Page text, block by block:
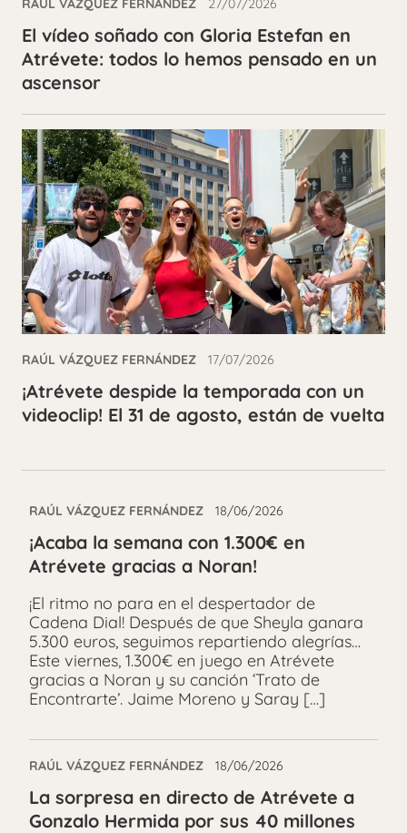
RAÚL VÁZQUEZ FERNÁNDEZ 27/07/2026
El vídeo soñado con Gloria Estefan en
Atrévete: todos lo hemos pensado en un
ascensor
RAÚL VÁZQUEZ FERNÁNDEZ 17/07/2026
¡Atrévete despide la temporada con un
videoclip! El 31 de agosto, están de vuelta
RAÚL VÁZQUEZ FERNÁNDEZ 18/06/2026
¡Acaba la semana con 1.300€ en
Atrévete gracias a Noran!
¡El ritmo no para en el despertador de
Cadena Dial! Después de que Sheyla ganara
5.300 euros, seguimos repartiendo alegrías…
Este viernes, 1.300€ en juego en Atrévete
gracias a Noran y su canción ‘Trato de
Encontrarte’. Jaime Moreno y Saray […]
RAÚL VÁZQUEZ FERNÁNDEZ 18/06/2026
La sorpresa en directo de Atrévete a
Gonzalo Hermida por sus 40 millones